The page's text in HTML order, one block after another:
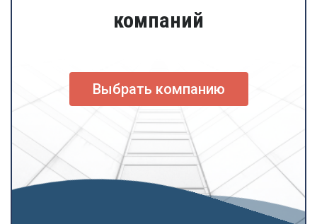
компаний
Выбрать компанию